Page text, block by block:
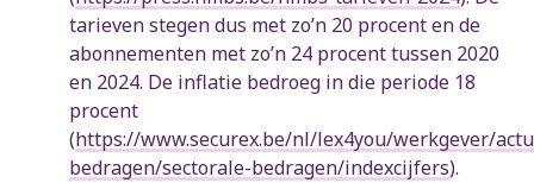
tarieven stegen dus met zo’n 20 procent en de
abonnementen met zo’n 24 procent tussen 2020
en 2024. De inflatie bedroeg in die periode 18
procent
(https://www.securex.be/nl/lex4you/werkgever/
bedragen/sectorale-bedragen/indexcijfers).